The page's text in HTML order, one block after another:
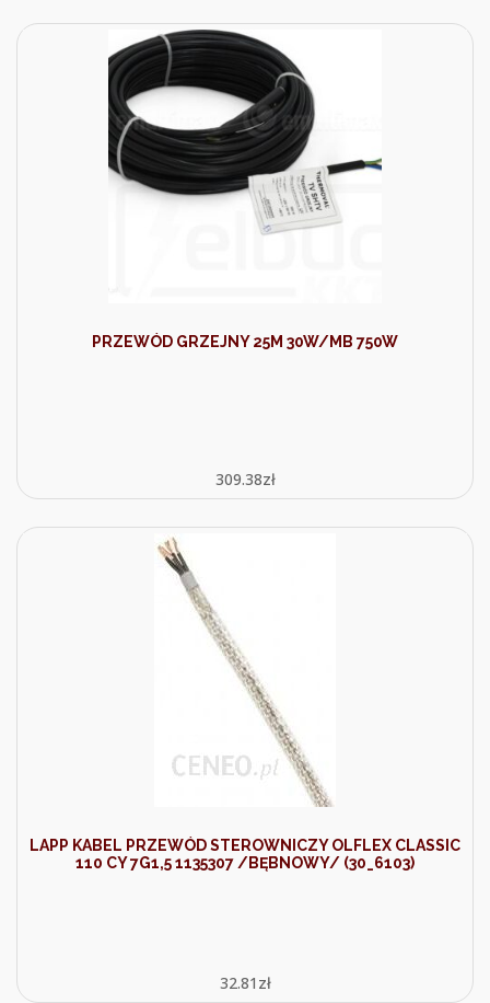
PRZEWÓD GRZEJNY 25M 30W/MB 750W
309.38zł
LAPP KABEL PRZEWÓD STEROWNICZY OLFLEX CLASSIC
110 CY 7G1,5 1135307 /BĘBNOWY/ (30_6103)
32.81 zł